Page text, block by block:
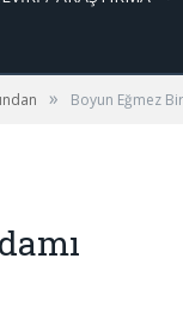
» Boyun Eğmez